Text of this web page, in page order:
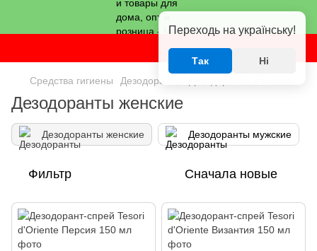
Средства гигиены Дезодоранты
Дезодоранты женские
Дезодоранты женские Дезодоранты мужские
Фильтр Сначала новые
Переходь на українську!
Так Ні